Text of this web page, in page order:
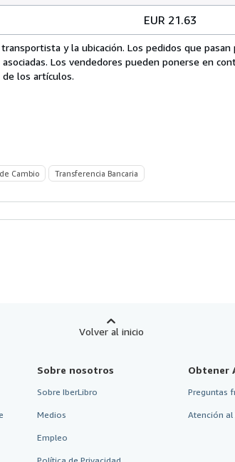
EUR 21.63
y la ubicación. Los pedidos que
Los vendedores pueden ponerse en
los artículos.
Cambio Transferencia Bancaria
Volver al inicio
Sobre nosotros
Sobre IberLibro
Medios
Empleo
Obtener
Preguntas
Atención al